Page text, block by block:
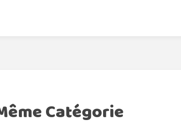
Catégorie